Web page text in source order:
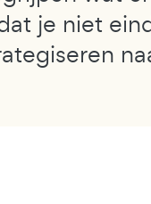
je niet